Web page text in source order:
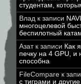
студентам,
Влад к записи
многоцелевой
беспилотный
Азатк записи Как
печку на 4 GPU, и
способна
FileCompare к
с тиграми и